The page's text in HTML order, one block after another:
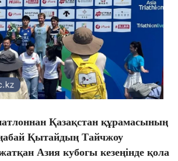
Қазақстан құрамасының
Қытайдың Тайчжоу
Азия кубогы кезеңінде қола